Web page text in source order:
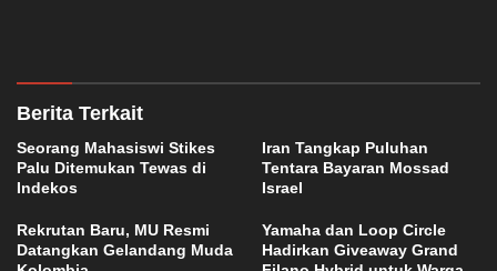
Berita Terkait
Seorang Mahasiswi Stikes
Palu Ditemukan Tewas di
Indekos
Iran Tangkap Puluhan
Tentara Bayaran Mossad
Israel
Rekrutan Baru, MU Resmi
Datangkan Gelandang Muda
Yamaha dan Loop Circle
Hadirkan Giveaway Grand